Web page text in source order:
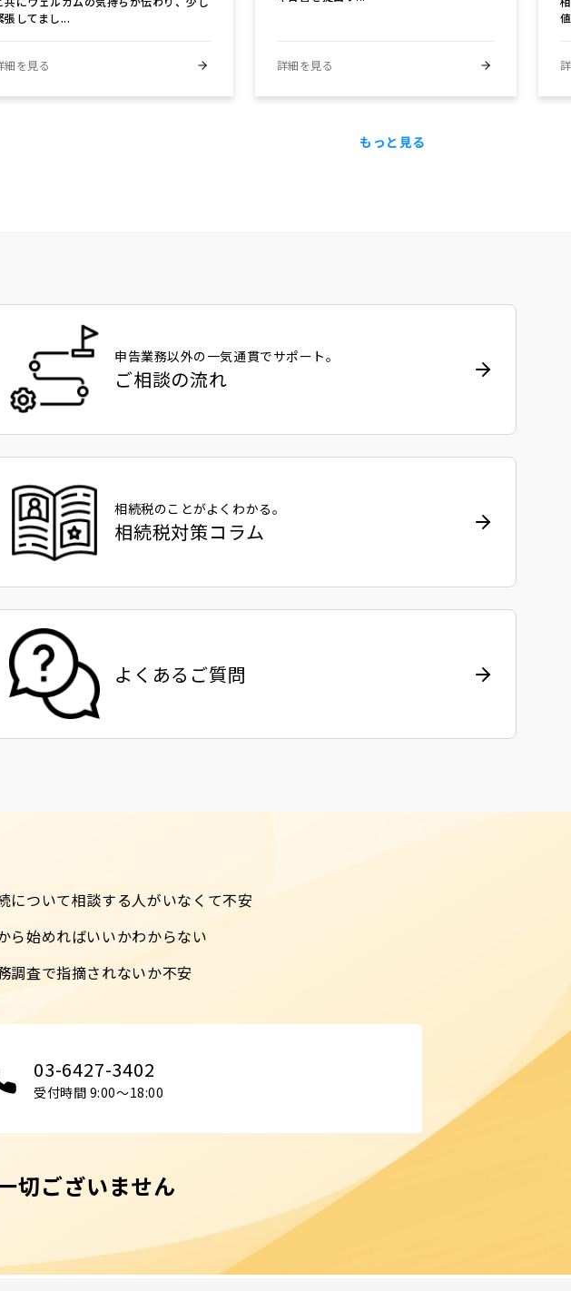
張してまし...
細を見る 詳細を見る
もっと見る
申告業務以外の一気通貫でサポート。
ご相談の流れ
相続税のことがよくわかる。
相続税対策コラム
よくあるご質問
について相談する人がいなくて不安
ら始めればいいかわからない
調査で指摘されないか不安
03-6427-3402
受付時間 9:00〜18:00
切ございません